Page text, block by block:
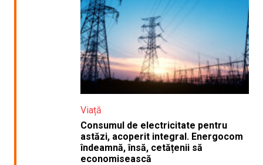
Viață
Consumul de electricitate pentru
astăzi, acoperit integral. Energocom
îndeamnă, însă, cetățenii să
economisească